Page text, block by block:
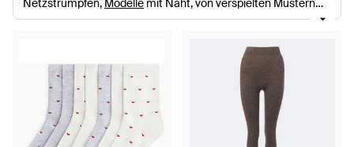
Netzstrümpfen, Modelle mit Naht, von verspielten Mustern
und gemütlichen Overknee-Sockenbis hin zuStrumpfhosen
Alltag und machen sofort Eindruck. Durchstöbern Sie die
beliebteste Strumpfware von
,
Provocateur
ASOS Hueund vielen mehr.